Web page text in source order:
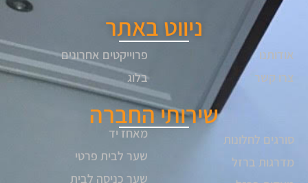
ניווט באתר
אודותנו
צרו קשר
פרוייקטים אחרונים
בלוג
שירותי החברה
סורגים לחלונות
מדרגות ברזל
מאחז יד
שער לבית פרטי
שער כניסה לבית